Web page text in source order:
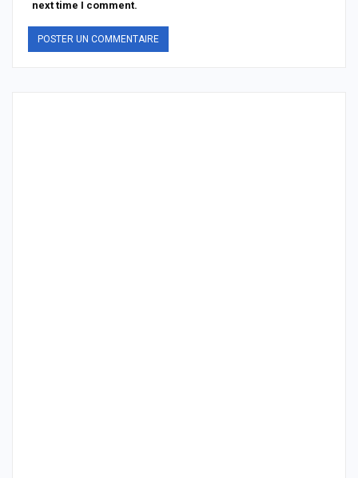
next time I comment.